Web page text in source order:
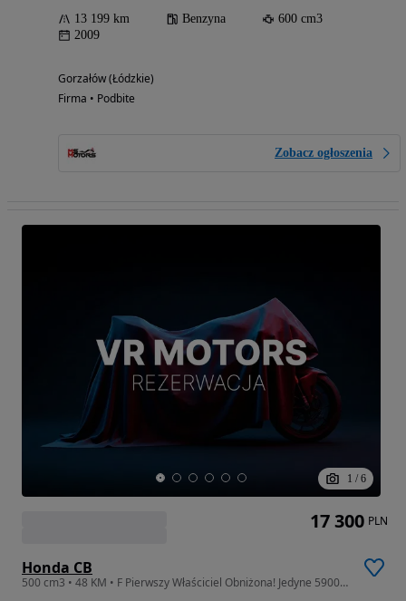
13 199 km Benzyna
600 cm3
2009
Gorzałów (Łódzkie)
Firma • Podbite
Zobacz ogłoszenia
1 / 6
Honda CB
500 cm3 • 48 KM • F Pierwszy Właściciel Obniżona! Jedyne 5900km Raty Transport Gwarancja
17 300 PLN